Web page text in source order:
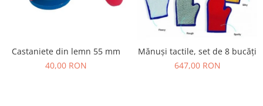
Castaniete din lemn 55 mm
40,00 RON
Mănuși tactile, set de 8 bucăți
647,00 RON